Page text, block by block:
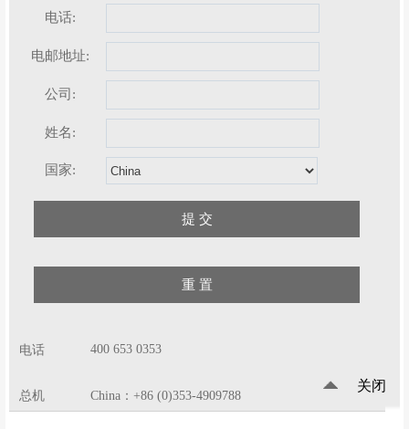
电话:
电邮地址:
公司:
姓名:
国家:
电话 400 653 0353
总机 China：+86 (0)353-4909788
关闭